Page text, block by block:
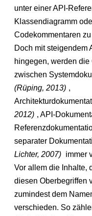
unter einer API-
Klassendiagramm
Codekommentaren
Doch mit steigendem
hingegen, werden die
zwischen
(Rüping, 2013) ,
2012) , API-
separater
Lichter, 2007) immer
Vor allem die Inhalte,
diesen Oberbegriffen
zumindest dem
verschieden. So